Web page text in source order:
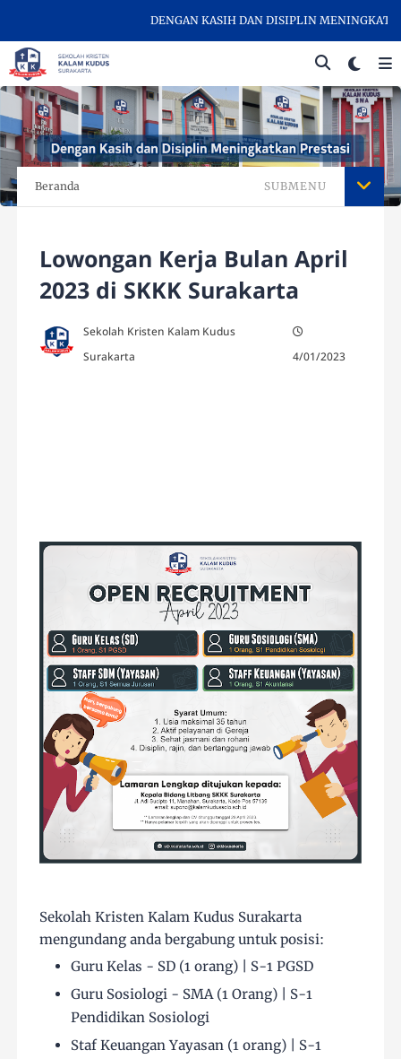
DENGAN KASIH DAN DISIPLIN
Beranda SUBMENU
Lowongan Kerja Bulan April
2023 di SKKK Surakarta
Sekolah Kristen Kalam Kudus
Surakarta
4/01/2023
Sekolah Kristen Kalam Kudus Surakarta
mengundang anda bergabung untuk posisi:
Guru Kelas - SD (1 orang) | S-1 PGSD
Guru Sosiologi - SMA (1 Orang) | S-1
Pendidikan Sosiologi
Staf Keuangan Yayasan (1 orang) | S-1